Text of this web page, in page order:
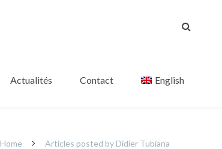
Actualités Contact English
Home Articles posted by Didier Tubiana